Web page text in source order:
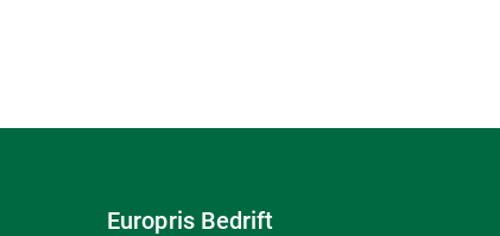
Europris Bedrift